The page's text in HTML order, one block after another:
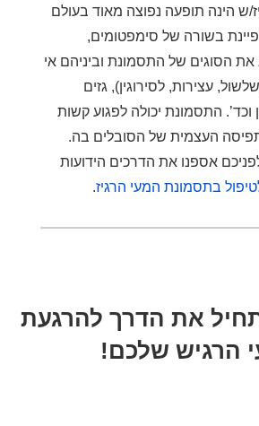
ש הינה תופעה נפוצה מאוד בעולם
בשורה של סימפטומים,
הסוגים של התסמונת וביניהם אי
עצירות, לסירוגין), גזים
וכד’. התסמונת יכולה לפגוע קשות
העצמית של הסובלים בה.
אספנו את הדרכים הידועות
בתסמונת המעי הרגיז.
את הדרך להרגעת
הרגיש שלכם!